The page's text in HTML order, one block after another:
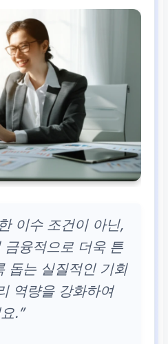
이수 조건이 아닌,
금융적으로 더욱 튼
돕는 실질적인 기회
역량을 강화하여
.”